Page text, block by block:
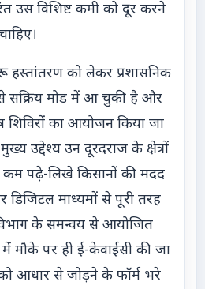
उस विशिष्ट कमी को दूर करने
हस्तांतरण को लेकर प्रशासनिक
सक्रिय मोड में आ चुकी है और
शिविरों का आयोजन किया जा
उद्देश्य उन दूरदराज के क्षेत्रों
पढ़े-लिखे किसानों की मदद
माध्यमों से पूरी तरह
के समन्वय से आयोजित
में मौके पर ही ई-केवाईसी की जा
आधार से जोड़ने के फॉर्म भरे